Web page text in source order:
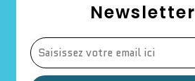
Newsletter